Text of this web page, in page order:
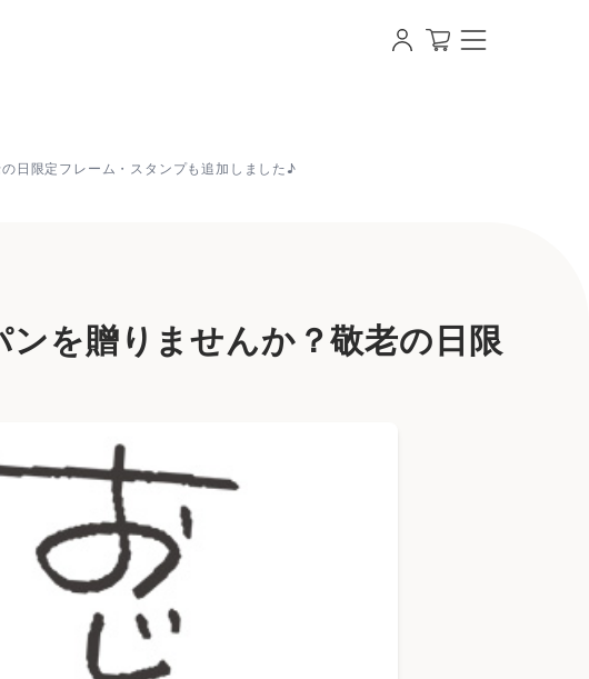
んか？敬老の日限定フレーム・スタンプも追加しました♪ | 【即
日限定フレーム・スタンプも追加しました♪
を贈りませんか？敬老の日限